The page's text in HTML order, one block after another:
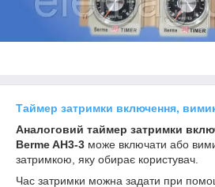
Таймер затримки включення,
Аналоговий таймер затримки
Berme AH3-3 може включати або
затримкою, яку обирає користувач.
Час затримки можна задати при